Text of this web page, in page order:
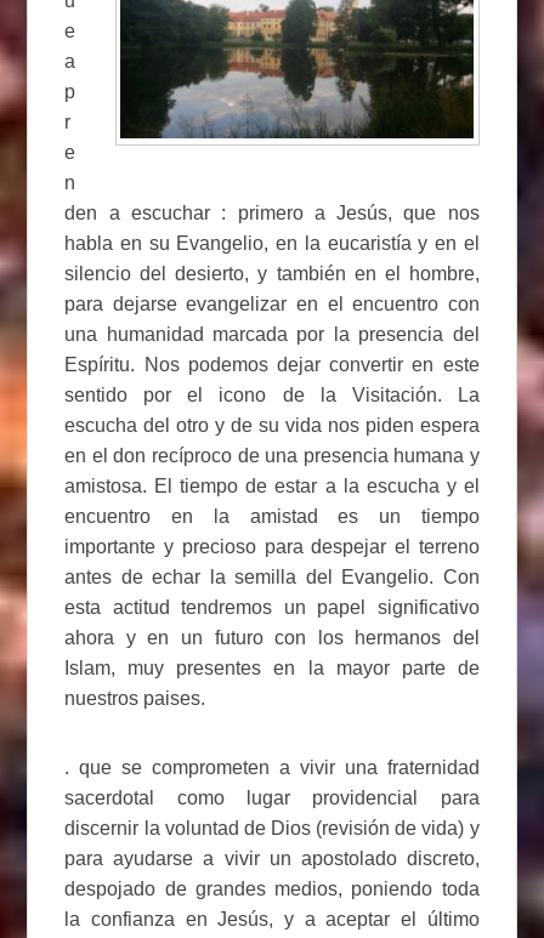
e
a
p
r
e
n
den a escuchar : primero a Jesús, que nos
habla en su Evangelio, en la eucaristía y en el
silencio del desierto, y también en el hombre,
para dejarse evangelizar en el encuentro con
una humanidad marcada por la presencia del
Espíritu. Nos podemos dejar convertir en este
sentido por el icono de la Visitación. La
escucha del otro y de su vida nos piden espera
en el don recíproco de una presencia humana y
amistosa. El tiempo de estar a la escucha y el
encuentro en la amistad es un tiempo
importante y precioso para despejar el terreno
antes de echar la semilla del Evangelio. Con
esta actitud tendremos un papel significativo
ahora y en un futuro con los hermanos del
Islam, muy presentes en la mayor parte de
nuestros paises.
. que se comprometen a vivir una fraternidad
sacerdotal como lugar providencial para
discernir la voluntad de Dios (revisión de vida) y
para ayudarse a vivir un apostolado discreto,
despojado de grandes medios, poniendo toda
la confianza en Jesús, y a aceptar el último